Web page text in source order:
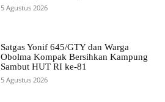
5 Agustus 2026
Satgas Yonif 645/GTY dan Warga
Obolma Kompak Bersihkan Kampung
Sambut HUT RI ke-81
5 Agustus 2026